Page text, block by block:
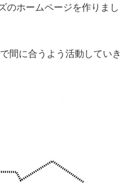
のホームページを作りまし
間に合うよう活動していき